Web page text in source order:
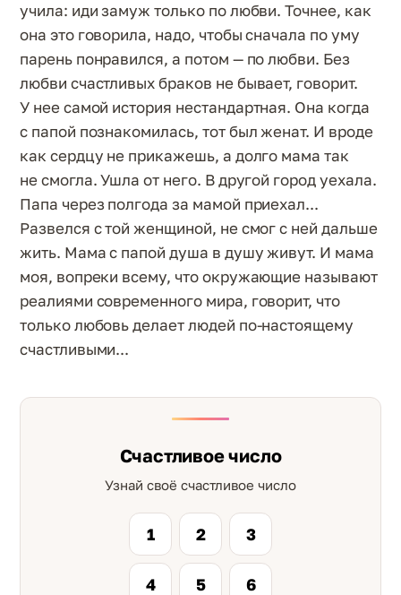
учила: иди замуж только по любви. Точнее, как
она это говорила, надо, чтобы сначала по уму
парень понравился, а потом — по любви. Без
любви счастливых браков не бывает, говорит.
У нее самой история нестандартная. Она когда
с папой познакомилась, тот был женат. И вроде
как сердцу не прикажешь, а долго мама так
не смогла. Ушла от него. В другой город уехала.
Папа через полгода за мамой приехал...
Развелся с той женщиной, не смог с ней дальше
жить. Мама с папой душа в душу живут. И мама
моя, вопреки всему, что окружающие называют
реалиями современного мира, говорит, что
только любовь делает людей по-настоящему
счастливыми...
Счастливое число
Узнай своё счастливое число
1 2 3
4 5 6